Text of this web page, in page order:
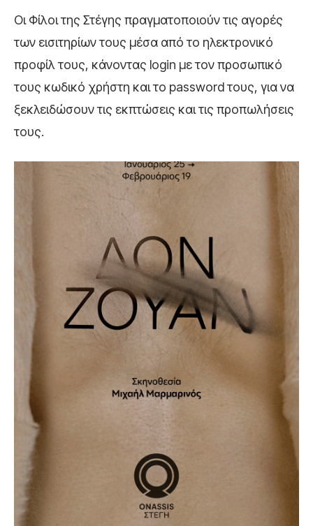
Οι Φίλοι της Στέγης πραγματοποιούν τις αγορές
των εισιτηρίων τους μέσα από το ηλεκτρονικό
προφίλ τους, κάνοντας login με τον προσωπικό
τους κωδικό χρήστη και το password τους, για να
ξεκλειδώσουν τις εκπτώσεις και τις προπωλήσεις
τους.